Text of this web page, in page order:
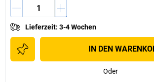
Lieferzeit: 3-4 Wochen
IN DEN
Oder